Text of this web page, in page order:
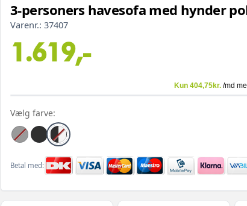
3-personers havesofa med hynder
Varenr.: 37407
1.619,-
Vælg farve:
Betal med: